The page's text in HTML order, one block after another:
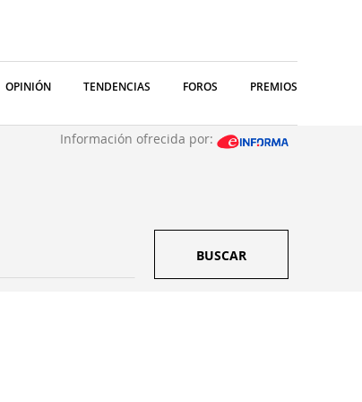
OPINIÓN TENDENCIAS FOROS PREMIOS
Información ofrecida por:
BUSCAR